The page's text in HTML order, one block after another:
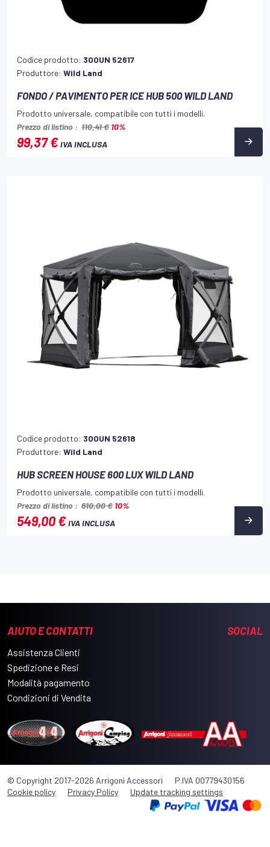
Codice prodotto: 300UN 52617
Produttore: Wild Land
FONDO / PAVIMENTO PER ICE HUB 500 WILD LAND
Prodotto universale, compatibile con tutti i modelli.
Prezzo di listino : 110,41 € 10%
99,37 €IVA INCLUSA
Codice prodotto: 300UN 52618
Produttore: Wild Land
HUB SCREEN HOUSE 600 LUX WILD LAND
Prodotto universale, compatibile con tutti i modelli.
Prezzo di listino : 610,00 € 10%
549,00 €IVA INCLUSA
AIUTO E CONTATTI
Assistenza Clienti
Spedizione e Resi
Modalità pagamento
Condizioni di Vendita
SOCIAL
© Copyright 2017-2026 Arrigoni Accessori
P.IVA 00779430156
Cookie policy
Privacy Policy Update tracking settings